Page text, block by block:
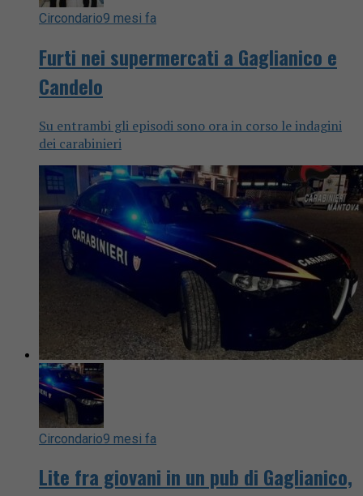
Circondario9 mesi fa
Furti nei supermercati a Gaglianico e
Candelo
Su entrambi gli episodi sono ora in corso le indagini
dei carabinieri
Circondario9 mesi fa
Lite fra giovani in un pub di Gaglianico,